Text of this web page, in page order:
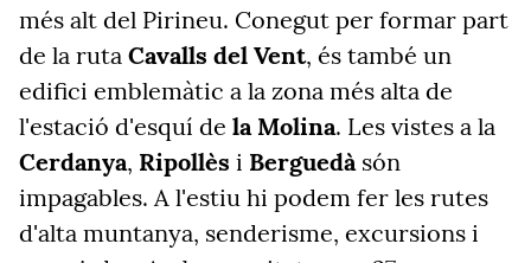
més alt del Pirineu. Conegut per formar part
de la ruta Cavalls del Vent, és també un
edifici emblemàtic a la zona més alta de
l'estació d'esquí de la Molina. Les vistes a la
Cerdanya, Ripollès i Berguedà són
impagables. A l'estiu hi podem fer les rutes
d'alta muntanya, senderisme, excursions i